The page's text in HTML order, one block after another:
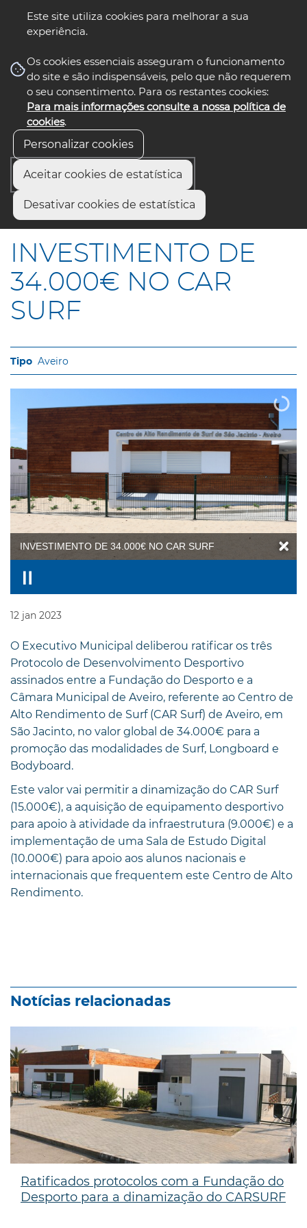
Este site utiliza cookies para melhorar a sua
experiência.
Os cookies essenciais asseguram o funcionamento
do site e são indispensáveis, pelo que não requerem
o seu consentimento. Para os restantes cookies:
Para mais informações consulte a nossa política de
cookies.
Personalizar cookies
Aceitar cookies de estatística
Desativar cookies de estatística
nos select language
Início
INVESTIMENTO DE 34.000€ NO CAR SURF
INVESTIMENTO DE
34.000€ NO CAR
SURF
Aveiro
INVESTIMENTO DE 34.000€ NO CAR SURF
12 jan 2023
O Executivo Municipal deliberou ratificar os três
Protocolo de Desenvolvimento Desportivo
assinados entre a Fundação do Desporto e a
Câmara Municipal de Aveiro, referente ao Centro de
Alto Rendimento de Surf (CAR Surf) de Aveiro, em
São Jacinto, no valor global de 34.000€ para a
promoção das modalidades de Surf, Longboard e
Bodyboard.
Este valor vai permitir a dinamização do CAR Surf
(15.000€), a aquisição de equipamento desportivo
para apoio à atividade da infraestrutura (9.000€) e a
implementação de uma Sala de Estudo Digital
(10.000€) para apoio aos alunos nacionais e
internacionais que frequentem este Centro de Alto
Rendimento.
Notícias relacionadas
Ratificados protocolos com a Fundação do
Desporto para a dinamização do CARSURF